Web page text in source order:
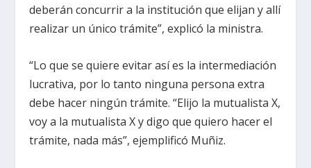
deberán concurrir a la institución que elijan y allí
realizar un único trámite”, explicó la ministra.
“Lo que se quiere evitar así es la intermediación
lucrativa, por lo tanto ninguna persona extra
debe hacer ningún trámite. “Elijo la mutualista X,
voy a la mutualista X y digo que quiero hacer el
trámite, nada más”, ejemplificó Muñiz.